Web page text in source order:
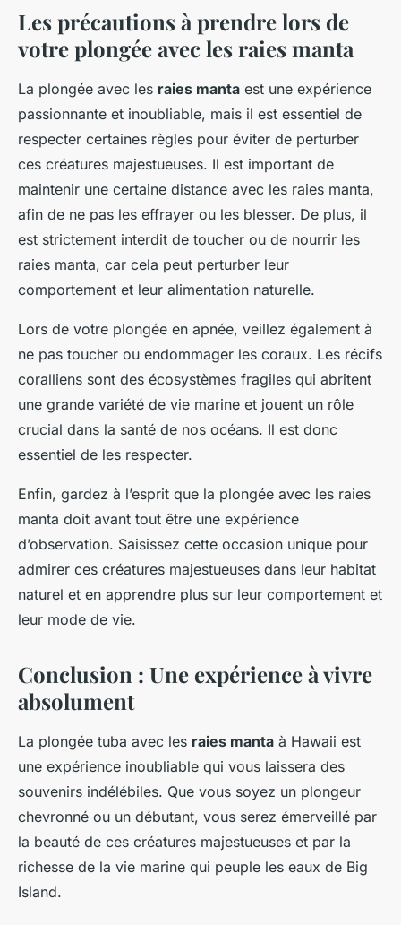
Les précautions à prendre lors de
votre plongée avec les raies manta
La plongée avec les raies manta est une expérience
passionnante et inoubliable, mais il est essentiel de
respecter certaines règles pour éviter de perturber
ces créatures majestueuses. Il est important de
maintenir une certaine distance avec les raies manta,
afin de ne pas les effrayer ou les blesser. De plus, il
est strictement interdit de toucher ou de nourrir les
raies manta, car cela peut perturber leur
comportement et leur alimentation naturelle.
Lors de votre plongée en apnée, veillez également à
ne pas toucher ou endommager les coraux. Les récifs
coralliens sont des écosystèmes fragiles qui abritent
une grande variété de vie marine et jouent un rôle
crucial dans la santé de nos océans. Il est donc
essentiel de les respecter.
Enfin, gardez à l’esprit que la plongée avec les raies
manta doit avant tout être une expérience
d’observation. Saisissez cette occasion unique pour
admirer ces créatures majestueuses dans leur habitat
naturel et en apprendre plus sur leur comportement et
leur mode de vie.
Conclusion : Une expérience à vivre
absolument
La plongée tuba avec les raies manta à Hawaii est
une expérience inoubliable qui vous laissera des
souvenirs indélébiles. Que vous soyez un plongeur
chevronné ou un débutant, vous serez émerveillé par
la beauté de ces créatures majestueuses et par la
richesse de la vie marine qui peuple les eaux de Big
Island.